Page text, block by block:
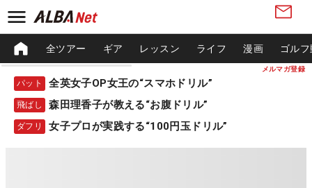
メルマガ登録
全ツアー ギア レッスン ライフ 漫画 ゴル
パット 全英女子OP女王の“スマホドリル”
飛ばし 森田理香子が教える“お腹ドリル”
ダフリ 女子プロが実践する“100円玉ドリル”